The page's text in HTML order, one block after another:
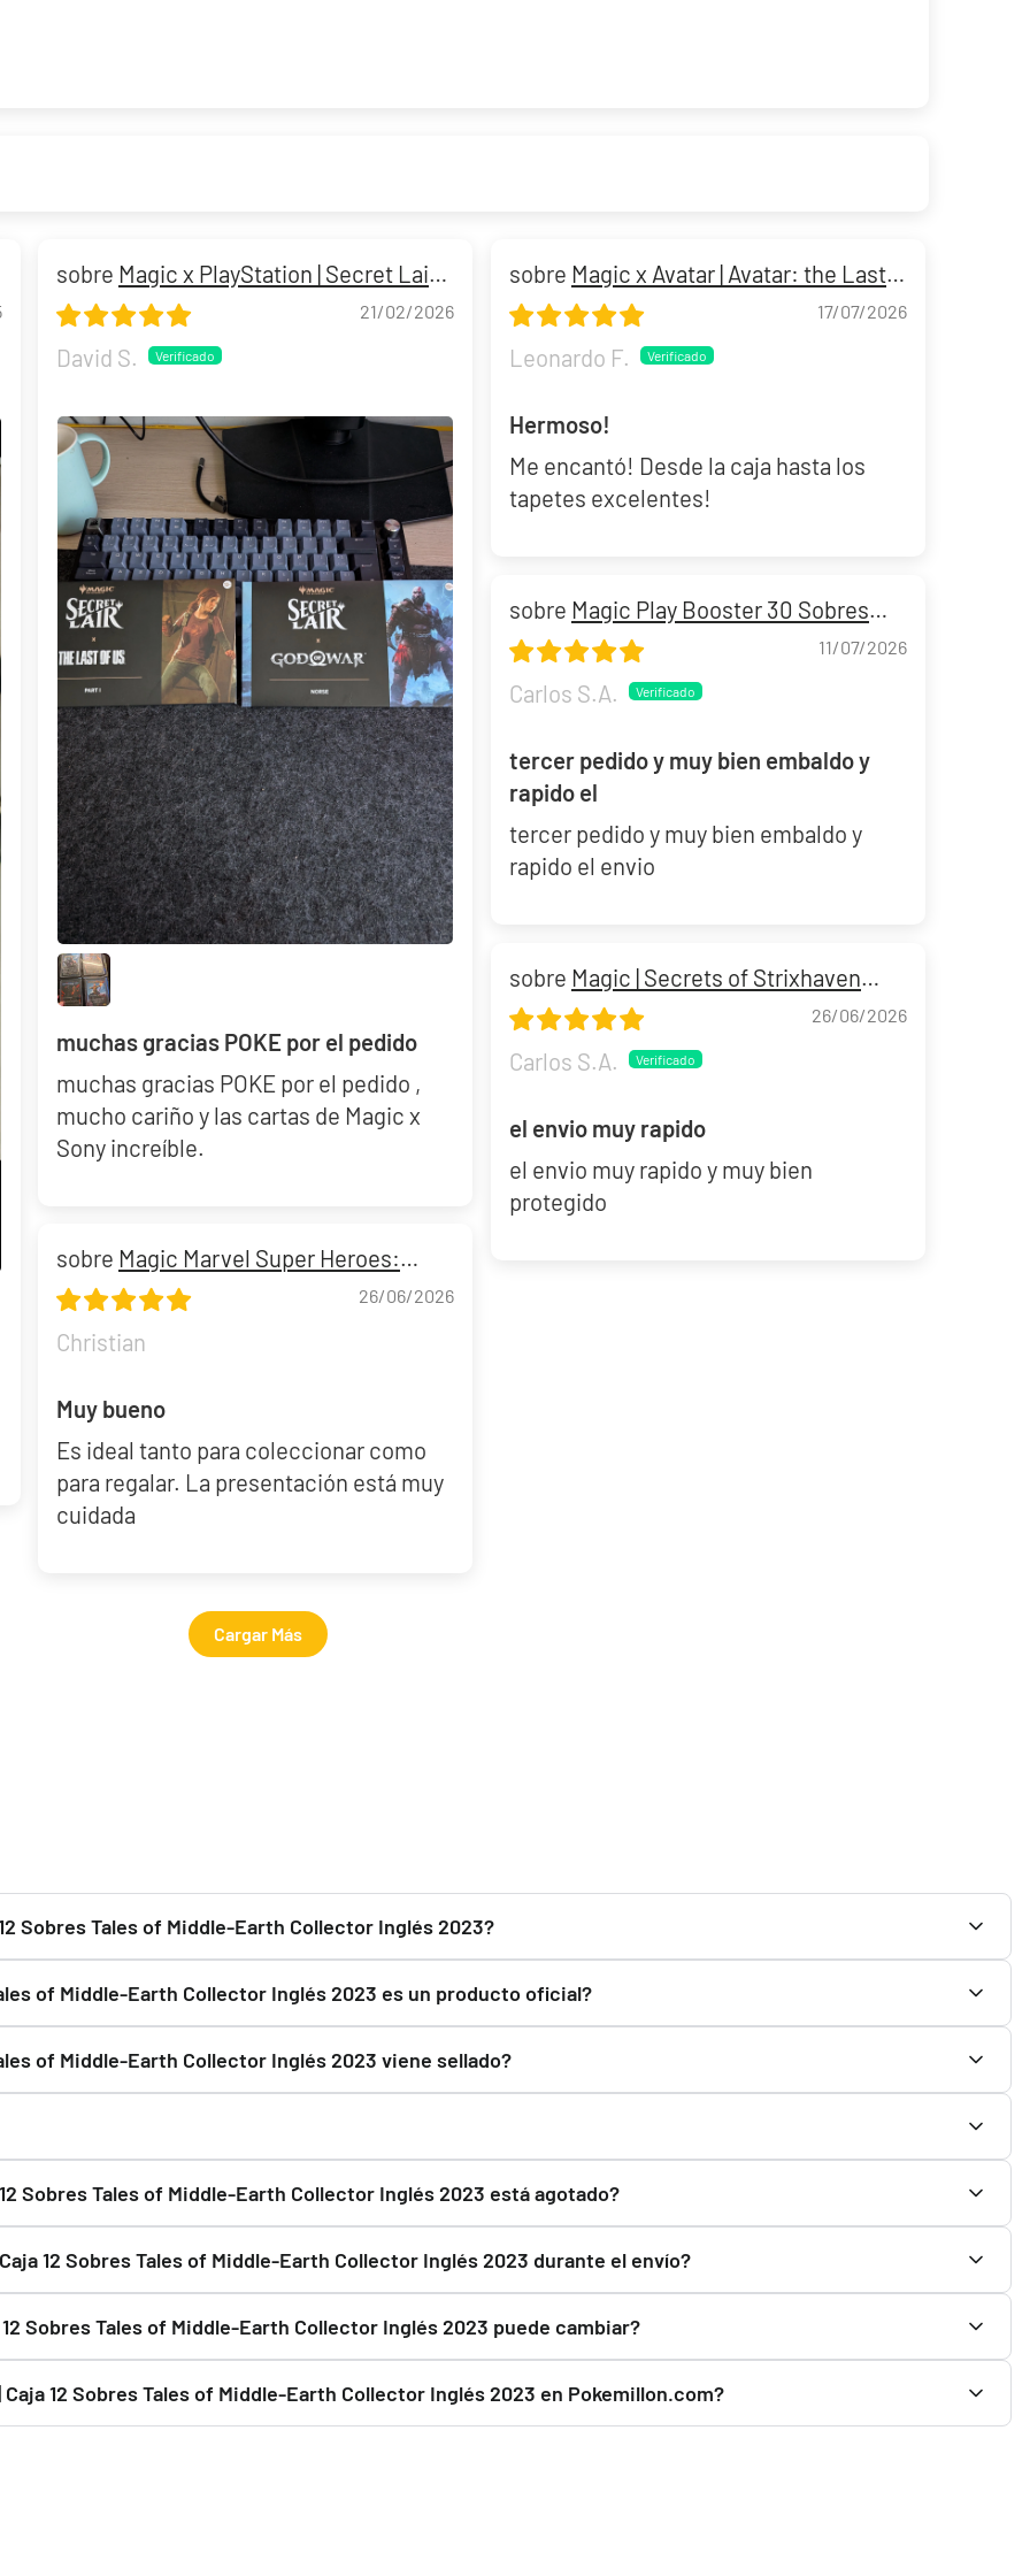
29,90 €
¡Últimas unidades! ¡Última unidad!
Build and Battle Lost Thunder | Truenos Perdidos
299,90 €
-50%
30th Celebration Umbreon Battle Deck Celebraciones 30 Aniversario
Magic x PlayStation | Secret Lair
The Last of Us: Part I
21/02/2026
David S.
muchas gracias POKE por el pedido
muchas gracias POKE por el pedido ,
mucho cariño y las cartas de Magic x
Sony increíble.
Magic x Avatar | Avatar: the Last
Airbender Beginner Box
17/07/2026
Leonardo F.
Hermoso!
Me encantó! Desde la caja hasta los
tapetes excelentes!
Magic Play Booster 30 Sobres
Marvel Super Heroes
11/07/2026
Carlos S.A.
tercer pedido y muy bien embaldo y
rapido el
tercer pedido y muy bien embaldo y
rapido el envio
Magic | Secrets of Strixhaven
Play Booster Box
26/06/2026
Carlos S.A.
el envio muy rapido
el envio muy rapido y muy bien
protegido
Magic Marvel Super Heroes:
"Wakanda Forever" Commander Deck
26/06/2026
Christian
Muy bueno
Es ideal tanto para coleccionar como
para regalar. La presentación está muy
cuidada
Cargar Más
Sobres Tales of Middle-Earth Collector Inglés 2023?
of Middle-Earth Collector Inglés 2023 es un producto oficial?
of Middle-Earth Collector Inglés 2023 viene sellado?
Sobres Tales of Middle-Earth Collector Inglés 2023 está agotado?
12 Sobres Tales of Middle-Earth Collector Inglés 2023 durante el envío?
Sobres Tales of Middle-Earth Collector Inglés 2023 puede cambiar?
momento.
12 Sobres Tales of Middle-Earth Collector Inglés 2023 en Pokemillon.com?